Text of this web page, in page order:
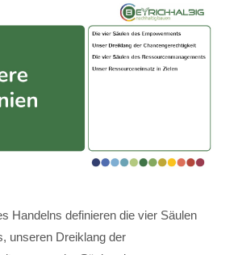
Handelns definieren die vier Säulen
unseren Dreiklang der